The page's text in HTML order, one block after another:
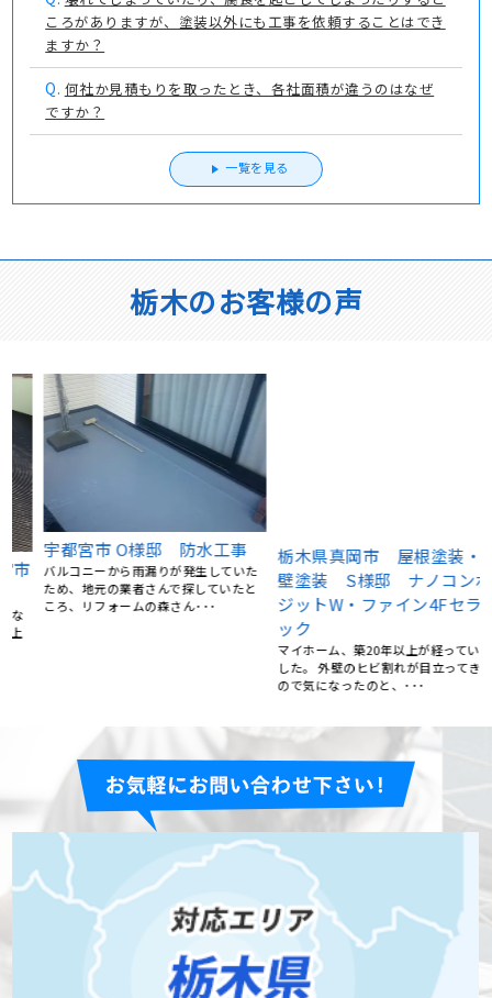
ころがありますが、塗装以外にも工事を依頼することはでき
ますか？
Q. 何社か見積もりを取ったとき、各社面積が違うのはなぜ
ですか？
一覧を見る
栃木のお客様の声
栃木県真岡市 屋根塗装・外
壁塗装 S様邸 ナノコンポ
ジットW・ファイン4Fセラミ
ック
マイホーム、築20年以上が経っていま
栃木県宇都宮市 屋根 カバ
ー工法 横暖ルーフｓ(グリ
ーン)
外壁などは、定期的に高圧洗浄できれ
いにしていたので、 塗装や工事はうち
には必要ないなと思って･･･